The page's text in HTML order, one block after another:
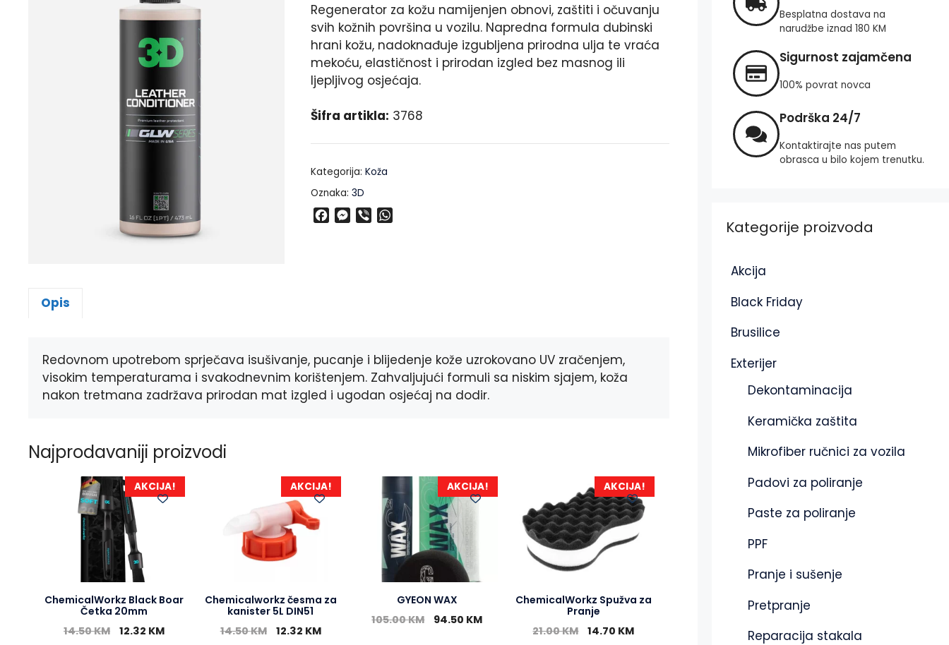
Regenerator za kožu namijenjen obnovi, zaštiti i očuvanju
svih kožnih površina u vozilu. Napredna formula dubinski
hrani kožu, nadoknađuje izgubljena prirodna ulja te vraća
mekoću, elastičnost i prirodan izgled bez masnog ili
ljepljivog osjećaja.
Šifra artikla: 3768
Kategorija: Koža
Oznaka: 3D
F
M
V
W
Opis
Redovnom upotrebom sprječava isušivanje, pucanje i blijedenje kože uzrokovano UV zračenjem,
visokim temperaturama i svakodnevnim korištenjem. Zahvaljujući formuli sa niskim sjajem, koža
nakon tretmana zadržava prirodan mat izgled i ugodan osjećaj na dodir.
Najprodavaniji proizvodi
AKCIJA!
ChemicalWorkz Black Boar
Četka 20mm
14.50KM 12.32 KM
AKCIJA!
Chemicalworkz česma za
kanister 5L DIN51
14.50KM 12.32 KM
AKCIJA!
GYEON WAX
105.00KM 94.50 KM
AKCIJA!
ChemicalWorkz Spužva za
Pranje
21.00KM 14.70 KM
Besplatna dostava na
narudžbe iznad 180 KM
Sigurnost zajamčena
100% povrat novca
Podrška 24/7
Kontaktirajte nas putem
obrasca u bilo kojem trenutku.
Kategorije proizvoda
Akcija
Black Friday
Brusilice
Exterijer
Dekontaminacija
Keramička zaštita
Mikrofiber ručnici za vozila
Padovi za poliranje
Paste za poliranje
PPF
Pranje i sušenje
Pretpranje
Reparacija stakala